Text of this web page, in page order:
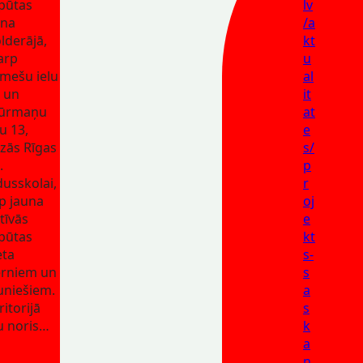
ielu
un
13,
Rīgas
jauna
un
noris…
lv
/a
kt
u
al
it
at
e
s/
p
r
oj
e
kt
s-
s
a
s
k
a